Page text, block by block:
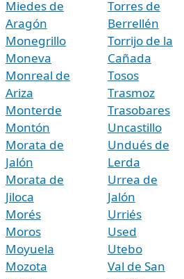
Miedes de
Aragón
Monegrillo
Moneva
Monreal de
Ariza
Monterde
Montón
Morata de
Jalón
Morata de
Jiloca
Morés
Moros
Moyuela
Mozota
Torres de
Berrellén
Torrijo de la
Cañada
Tosos
Trasmoz
Trasobares
Uncastillo
Undués de
Lerda
Urrea de
Jalón
Urriés
Used
Utebo
Val de San